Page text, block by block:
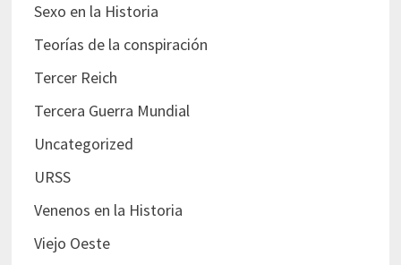
Sexo en la Historia
Teorías de la conspiración
Tercer Reich
Tercera Guerra Mundial
Uncategorized
URSS
Venenos en la Historia
Viejo Oeste